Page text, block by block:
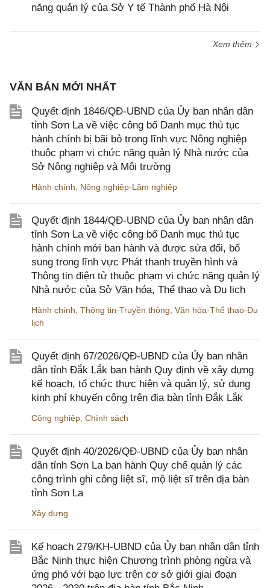
năng quản lý của Sở Y tế Thành phố Hà Nội
Xem thêm
VĂN BẢN MỚI NHẤT
Quyết định 1846/QĐ-UBND của Ủy ban nhân dân
tỉnh Sơn La về việc công bố Danh mục thủ tục
hành chính bị bãi bỏ trong lĩnh vực Nông nghiệp
thuộc phạm vi chức năng quản lý Nhà nước của
Sở Nông nghiệp và Môi trường
Hành chính Nông nghiệp-Lâm nghiệp
Quyết định 1844/QĐ-UBND của Ủy ban nhân dân
tỉnh Sơn La về việc công bố Danh mục thủ tục
hành chính mới ban hành và được sửa đổi, bổ
sung trong lĩnh vực Phát thanh truyền hình và
Thông tin điện tử thuộc phạm vi chức năng quản lý
Nhà nước của Sở Văn hóa, Thể thao và Du lịch
Hành chính Thông tin-Truyền thông Văn hóa-Thể thao-Du
lịch
Quyết định 67/2026/QĐ-UBND của Ủy ban nhân
dân tỉnh Đắk Lắk ban hành Quy định về xây dựng
kế hoạch, tổ chức thực hiện và quản lý, sử dụng
kinh phí khuyến công trên địa bàn tỉnh Đắk Lắk
Công nghiệp Chính sách
Quyết định 40/2026/QĐ-UBND của Ủy ban nhân
dân tỉnh Sơn La ban hành Quy chế quản lý các
công trình ghi công liệt sĩ, mộ liệt sĩ trên địa bàn
tỉnh Sơn La
Xây dựng
Kế hoạch 279/KH-UBND của Ủy ban nhân dân tỉnh
Bắc Ninh thực hiện Chương trình phòng ngừa và
ứng phó với bạo lực trên cơ sở giới giai đoạn